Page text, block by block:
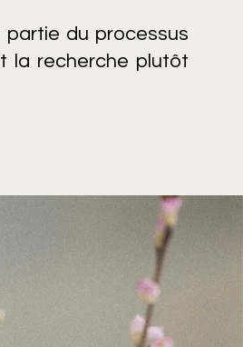
du processus
la recherche plutôt